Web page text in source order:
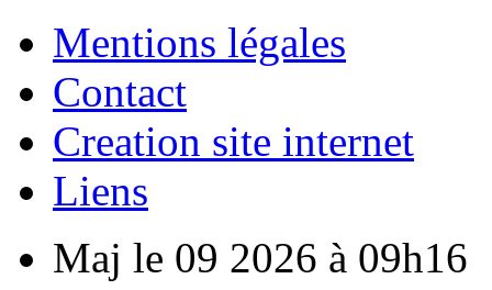
Mentions légales
Contact
Creation site internet
Liens
Maj le 09 2026 à 09h16